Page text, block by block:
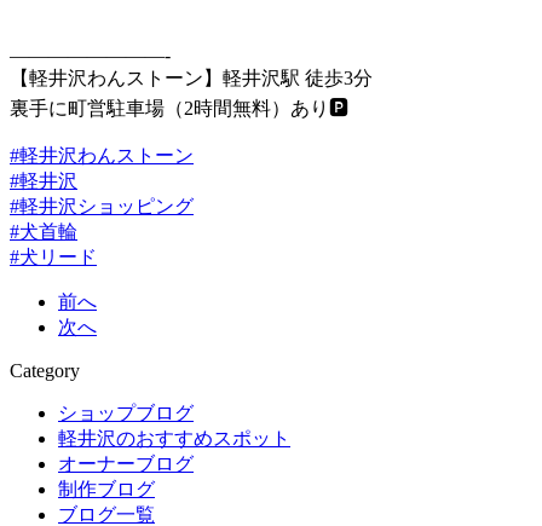
————————-
【軽井沢わんストーン】 軽井沢駅 徒歩3分
裏手に町営駐車場（2時間無料）あり🅿
#軽井沢わんストーン
#軽井沢
#軽井沢ショッピング
#犬首輪
#犬リード
前へ
次へ
Category
ショップブログ
軽井沢のおすすめスポット
オーナーブログ
制作ブログ
ブログ一覧